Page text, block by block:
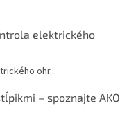
elektrického
ohr...
– spoznajte AKO